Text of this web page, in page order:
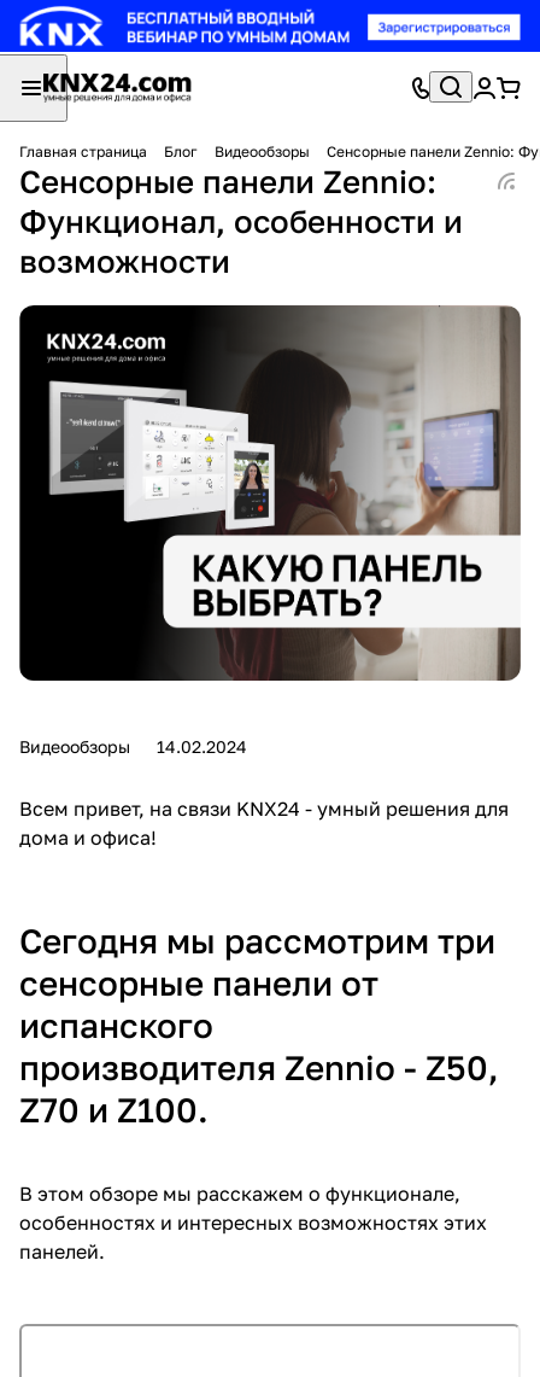
Главная страница Блог Видеообзоры Сенсорные панели Zennio:
Сенсорные панели Zennio:
Функционал, особенности и
возможности
Видеообзоры 14.02.2024
Всем привет, на связи KNX24 - умный решения для
дома и офиса!
Сегодня мы рассмотрим три
сенсорные панели от
испанского
производителя Zennio - Z50,
Z70 и Z100.
В этом обзоре мы расскажем о функционале,
особенностях и интересных возможностях этих
панелей.